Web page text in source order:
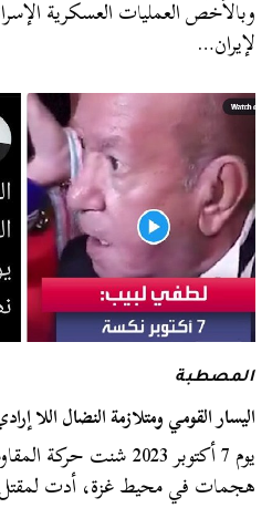
وبالأخص العمليات العسكرية
لإيران…
المصطبة
اليسار القومي ومتلازمة النضال اللا
يوم 7 أكتوبر 2023 شنت
هجمات في محيط غزة، أدت